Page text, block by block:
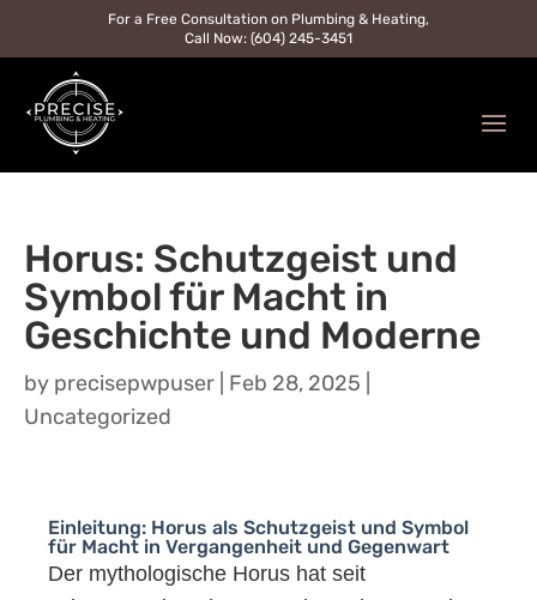
For a Free Consultation on Plumbing & Heating,
Call Now: (604) 245-3451
Horus: Schutzgeist und
Symbol für Macht in
Geschichte und Moderne
by precisepwpuser Feb 28, 2025
Uncategorized
Einleitung: Horus als Schutzgeist und Symbol
für Macht in Vergangenheit und Gegenwart
Der mythologische Horus hat seit